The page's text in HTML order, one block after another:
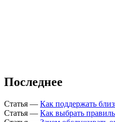
Последнее
Статья — Как поддержать
Статья — Как выбрать